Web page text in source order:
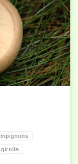
dangereux de les
girolle